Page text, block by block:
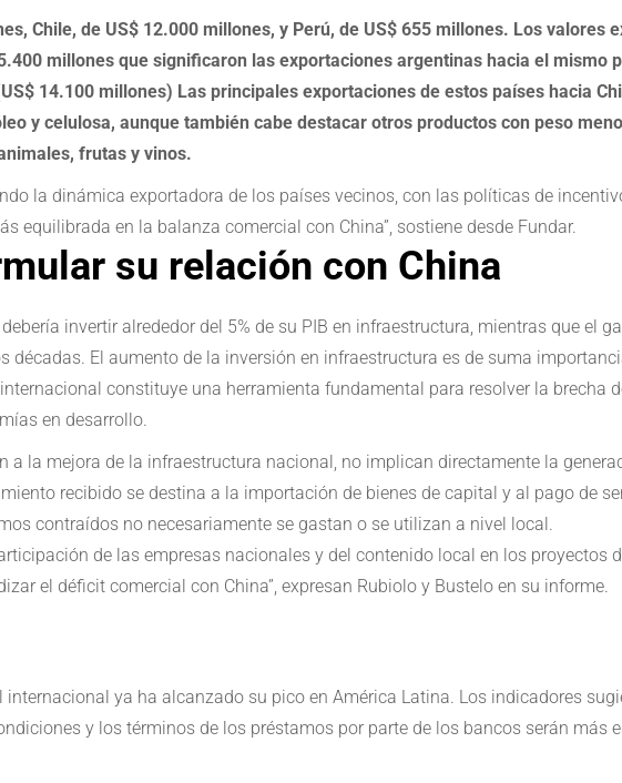
Chile, de US$ 12.000 millones, y Perú, de US$ 655 millones. Los valores
millones que significaron las exportaciones argentinas hacia el mismo
14.100 millones) Las principales exportaciones de estos países hacia
y celulosa, aunque también cabe destacar otros productos con peso
frutas y vinos.
la dinámica exportadora de los países vecinos, con las políticas de
equilibrada en la balanza comercial con China”, sostiene desde Fundar.
su relación con China
invertir alrededor del 5% de su PIB en infraestructura, mientras que el
décadas. El aumento de la inversión en infraestructura es de suma
constituye una herramienta fundamental para resolver la brecha
en desarrollo.
a la mejora de la infraestructura nacional, no implican directamente la
recibido se destina a la importación de bienes de capital y al pago de
contraídos no necesariamente se gastan o se utilizan a nivel local.
de las empresas nacionales y del contenido local en los proyectos
el déficit comercial con China”, expresan Rubiolo y Bustelo en su informe.
ya ha alcanzado su pico en América Latina. Los indicadores
y los términos de los préstamos por parte de los bancos serán más